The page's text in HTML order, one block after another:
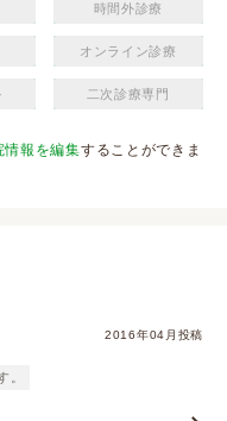
時間外診療
オンライン診療
二次診療専門
情報を編集することができま
2016年04月投稿
。